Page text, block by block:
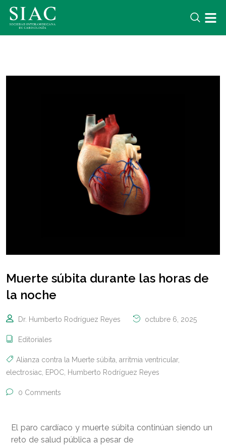
Muerte súbita durante las horas de
la noche
Dr. Humberto Rodríguez Reyes octubre 6, 2025
Editoriales
Alianza contra la Muerte súbita, arritmia ventricular,
electrosiac, EPOC, Humberto Rodríguez Reyes
0 Comments
El paro cardíaco y muerte súbita continúan siendo un
reto de salud pública a pesar de